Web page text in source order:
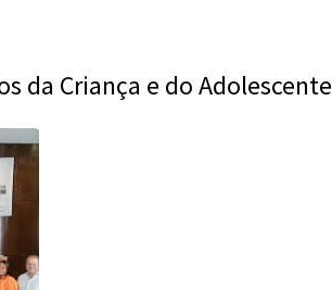
da Criança e do Adolescente